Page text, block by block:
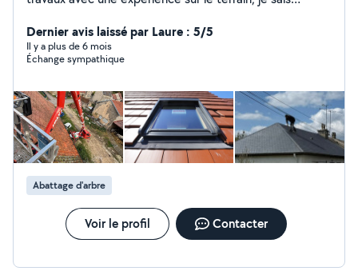
votre demande
Dernier avis laissé par Laure : 5/5
Il y a plus de 6 mois
Échange sympathique
Abattage d'arbre
Voir le profil Contacter